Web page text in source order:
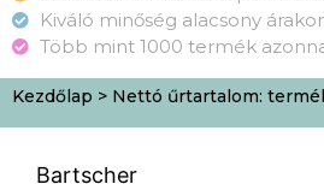
Kiváló minőség alacsony
Több mint 1000 termék
Kezdőlap > Nettó űrtartalom:
Bartscher